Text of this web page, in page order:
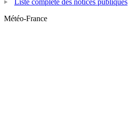
Météo-France